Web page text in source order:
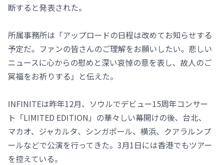
断すると発表された。
所属事務所は「アップロードの日程は改めてお知らせする
予定だ。ファンの皆さんのご理解をお願いしたい。悲しい
ニュースに心からの慰めと深い哀悼の意を表し、故人のご
冥福をお祈りする」と伝えた。
INFINITEは昨年12月、ソウルでデビュー15周年コンサー
ト「LIMITED EDITION」の華々しい幕開けの後、台北、
マカオ、ジャカルタ、シンガポール、横浜、クアラルンプ
ールなどで公演を行ってきた。3月1日には香港でもツアー
を控えている。